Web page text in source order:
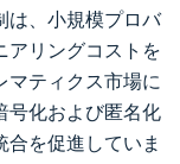
は、小規模プロバ
アリングコストを
マティクス市場に
号化および匿名化
を促進していま